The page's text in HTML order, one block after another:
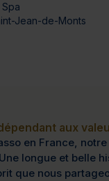
Jean-de-Monts
aux
en France,
longue et belle
que nous